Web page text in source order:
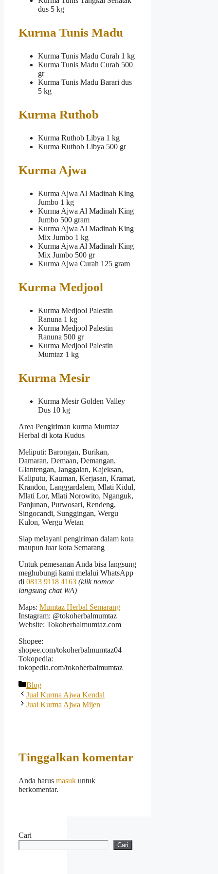
dus 5 kg
Kurma Tunis Madu
Kurma Tunis Madu Curah 1 kg
Kurma Tunis Madu Curah 500
gr
Kurma Tunis Madu Barari dus
5 kg
Kurma Ruthob
Kurma Ruthob Libya 1 kg
Kurma Ruthob Libya 500 gr
Kurma Ajwa
Kurma Ajwa Al Madinah King
Jumbo 1 kg
Kurma Ajwa Al Madinah King
Jumbo 500 gram
Kurma Ajwa Al Madinah King
Mix Jumbo 1 kg
Kurma Ajwa Al Madinah King
Mix Jumbo 500 gr
Kurma Ajwa Curah 125 gram
Kurma Medjool
Kurma Medjool Palestin
Ranuna 1 kg
Kurma Medjool Palestin
Ranuna 500 gr
Kurma Medjool Palestin
Mumtaz 1 kg
Kurma Mesir
Kurma Mesir Golden Valley
Dus 10 kg
Area Pengiriman kurma Mumtaz
Herbal di kota Kudus
Meliputi: Barongan, Burikan,
Damaran, Demaan, Demangan,
Glantengan, Janggalan, Kajeksan,
Kaliputu, Kauman, Kerjasan, Kramat,
Krandon, Langgardalem, Mlati Kidul,
Mlati Lor, Mlati Norowito, Nganguk,
Panjunan, Purwosari, Rendeng,
Singocandi, Sunggingan, Wergu
Kulon, Wergu Wetan
Siap melayani pengiriman dalam kota
maupun luar kota Semarang
Untuk pemesanan Anda bisa langsung
meghubungi kami melalui WhatsApp
di 0813 9118 4163 (klik nomor
langsung chat WA)
Maps: Mumtaz Herbal Semarang
Instagram: @tokoherbalmumtaz
Website: Tokoherbalmumtaz.com
Shopee:
shopee.com/tokoherbalmumtaz04
Tokopedia:
tokopedia.com/tokoherbalmumtaz
Kategori
Blog
Jual Kurma Ajwa Kendal
Jual Kurma Ajwa Mijen
Tinggalkan komentar
Anda harus masuk untuk
berkomentar.
Cari
Cari